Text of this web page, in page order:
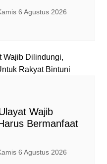
6 Agustus 2026
Wajib
Bermanfaat
6 Agustus 2026